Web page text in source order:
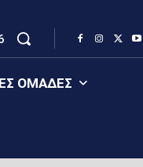
ΟΜΆΔΕΣ